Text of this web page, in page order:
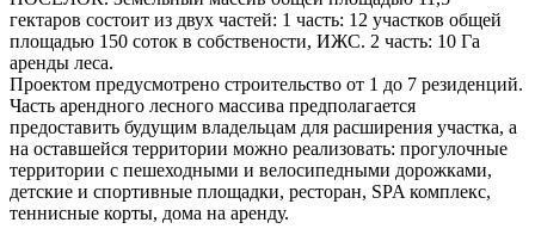
гектаров состоит из двух частей: 1 часть: 12 участков общей
площадью 150 соток в собствености, ИЖС. 2 часть: 10 Га
аренды леса.
Проектом предусмотрено строительство от 1 до 7 резиденций.
Часть арендного лесного массива предполагается
предоставить будущим владельцам для расширения участка, а
на оставшейся территории можно реализовать: прогулочные
территории с пешеходными и велосипедными дорожками,
детские и спортивные площадки, ресторан, SPA комплекс,
теннисные корты, дома на аренду.